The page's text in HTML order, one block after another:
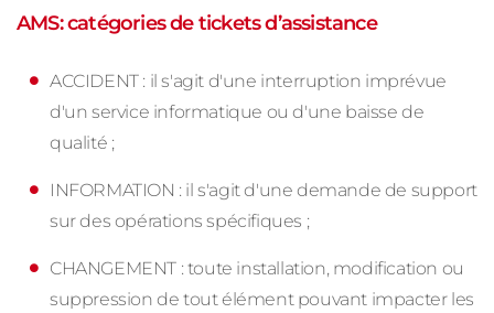
AMS: catégories de tickets d’assistance
ACCIDENT : il s'agit d'une interruption imprévue
d'un service informatique ou d'une baisse de
qualité ;
INFORMATION : il s'agit d'une demande de support
sur des opérations spécifiques ;
CHANGEMENT : toute installation, modification ou
suppression de tout élément pouvant impacter les